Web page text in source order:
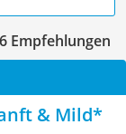
Empfehlungen
& Mild